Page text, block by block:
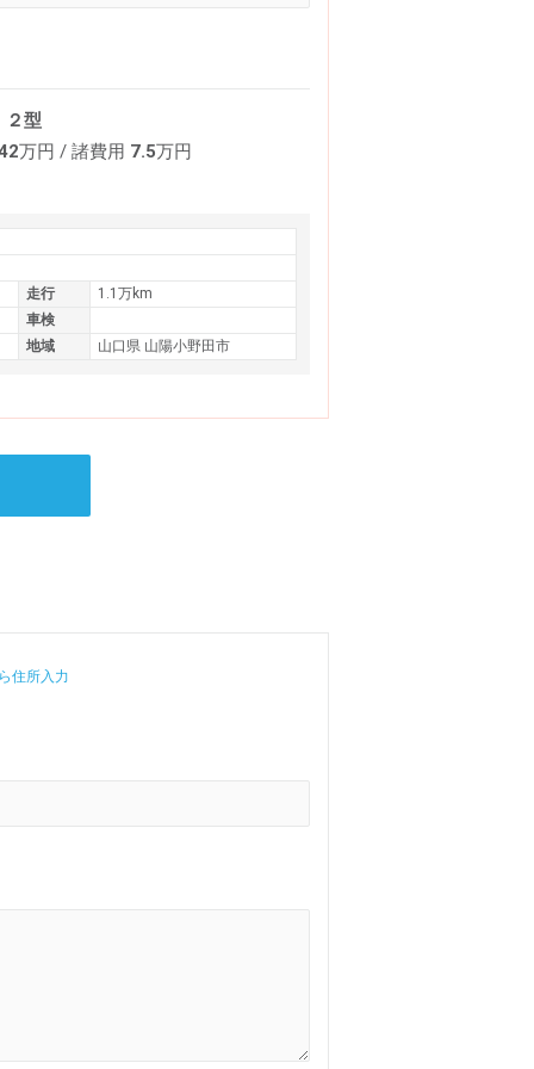
型
万円 / 諸費用 7.5万円
走行
1.1万km
車検
地域
山口県 山陽小野田市
住所入力